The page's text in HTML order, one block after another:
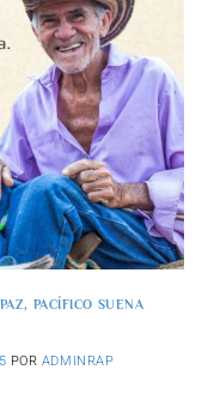
, PACÍFICO SUENA
POR ADMINRAP